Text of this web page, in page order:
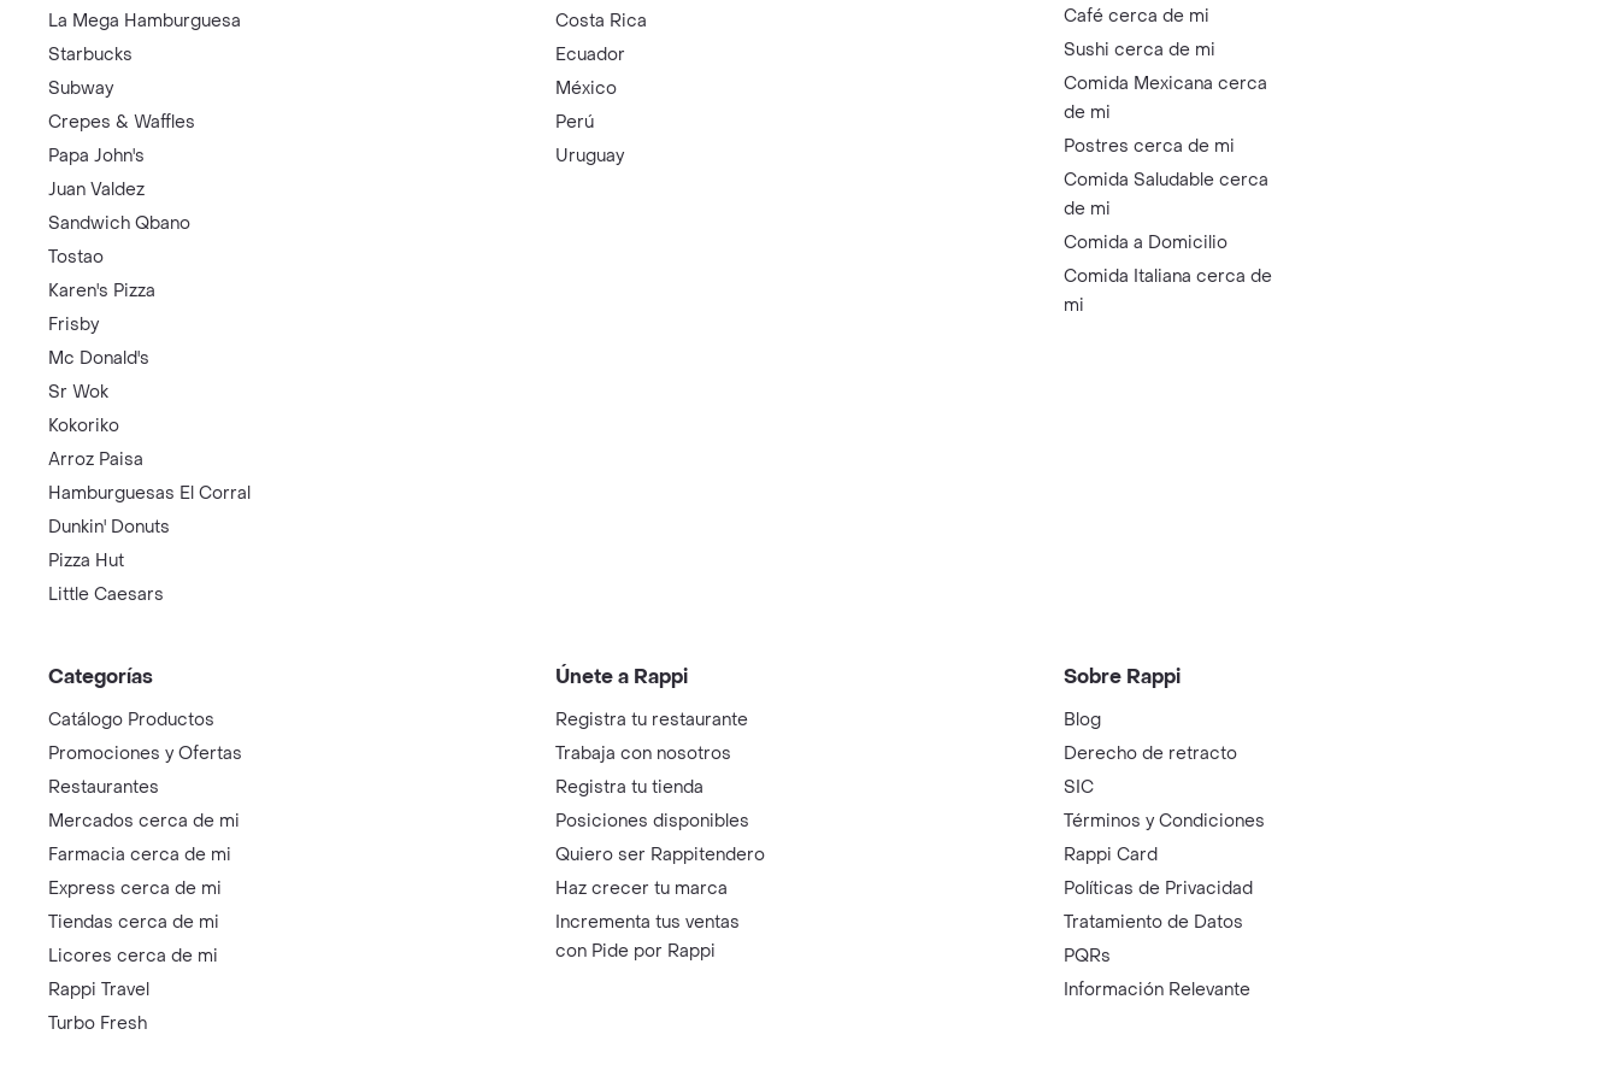
La Mega Hamburguesa
Starbucks
Subway
Crepes & Waffles
Papa John's
Juan Valdez
Sandwich Qbano
Tostao
Karen's Pizza
Frisby
Mc Donald's
Sr Wok
Kokoriko
Arroz Paisa
Hamburguesas El Corral
Dunkin' Donuts
Pizza Hut
Little Caesars
Costa Rica
Ecuador
México
Perú
Uruguay
Café cerca de mi
Sushi cerca de mi
Comida Mexicana cerca
de mi
Postres cerca de mi
Comida Saludable cerca
de mi
Comida a Domicilio
Comida Italiana cerca de
mi
Categorías
Catálogo Productos
Promociones y Ofertas
Restaurantes
Mercados cerca de mi
Farmacia cerca de mi
Express cerca de mi
Tiendas cerca de mi
Licores cerca de mi
Rappi Travel
Turbo Fresh
Únete a Rappi
Registra tu restaurante
Trabaja con nosotros
Registra tu tienda
Posiciones disponibles
Quiero ser Rappitendero
Haz crecer tu marca
Incrementa tus ventas
con Pide por Rappi
Sobre Rappi
Blog
Derecho de retracto
SIC
Términos y Condiciones
Rappi Card
Políticas de Privacidad
Tratamiento de Datos
PQRs
Información Relevante